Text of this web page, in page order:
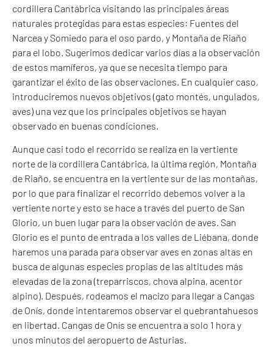
cordillera Cantábrica visitando las principales áreas
naturales protegidas para estas especies: Fuentes del
Narcea y Somiedo para el oso pardo, y Montaña de Riaño
para el lobo. Sugerimos dedicar varios días a la observación
de estos mamíferos, ya que se necesita tiempo para
garantizar el éxito de las observaciones. En cualquier caso,
introduciremos nuevos objetivos (gato montés, ungulados,
aves) una vez que los principales objetivos se hayan
observado en buenas condiciones.
Aunque casi todo el recorrido se realiza en la vertiente
norte de la cordillera Cantábrica, la última región, Montaña
de Riaño, se encuentra en la vertiente sur de las montañas,
por lo que para finalizar el recorrido debemos volver a la
vertiente norte y esto se hace a través del puerto de San
Glorio, un buen lugar para la observación de aves. San
Glorio es el punto de entrada a los valles de Liébana, donde
haremos una parada para observar aves en zonas altas en
busca de algunas especies propias de las altitudes más
elevadas de la zona (treparriscos, chova alpina, acentor
alpino). Después, rodeamos el macizo para llegar a Cangas
de Onís, donde intentaremos observar el quebrantahuesos
en libertad. Cangas de Onís se encuentra a solo 1 hora y
unos minutos del aeropuerto de Asturias.